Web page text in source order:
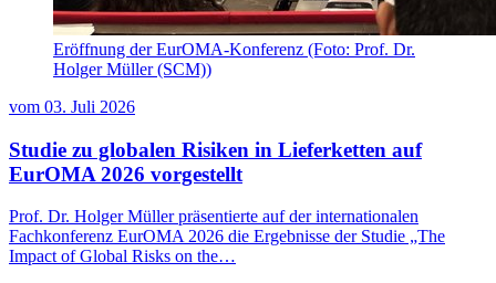
Eröffnung der EurOMA-Konferenz (Foto: Prof. Dr.
Holger Müller (SCM))
vom 03. Juli 2026
Studie zu globalen Risiken in Lieferketten auf
EurOMA 2026 vorgestellt
Prof. Dr. Holger Müller präsentierte auf der internationalen
Fachkonferenz EurOMA 2026 die Ergebnisse der Studie „The
Impact of Global Risks on the…